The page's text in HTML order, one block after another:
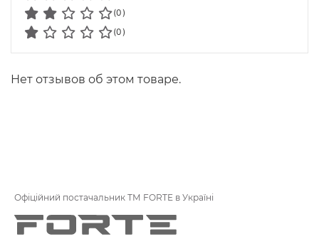
(0)
(0)
Нет отзывов об этом товаре.
Офіційний постачальник ТМ FORTE в Україні